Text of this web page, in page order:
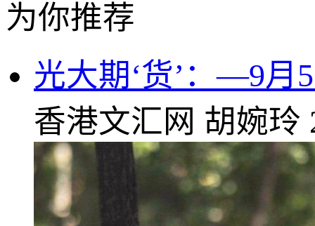
为你推荐
光大期‘货’：—9月
香港文汇网 胡婉玲